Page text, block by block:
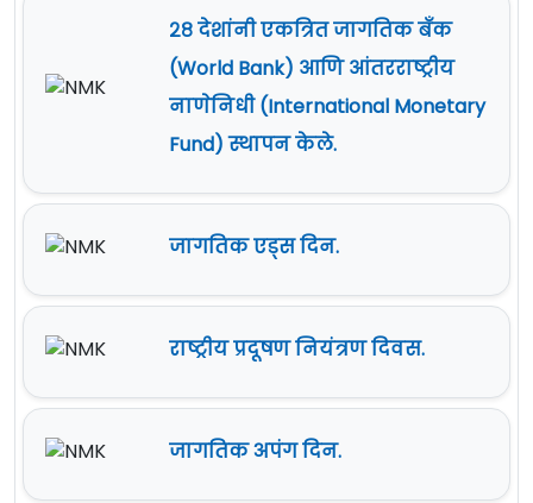
२८ देशांनी एकत्रित जागतिक बँक
(World Bank) आणि आंतरराष्ट्रीय
नाणेनिधी (International Monetary
Fund) स्थापन केले.
जागतिक एड्स दिन.
राष्ट्रीय प्रदूषण नियंत्रण दिवस.
जागतिक अपंग दिन.